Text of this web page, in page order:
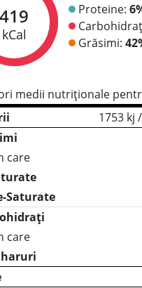
419
kCal
Proteine:
Grăsimi:
medii nutriționale
1753 kj
care
Saturate
care